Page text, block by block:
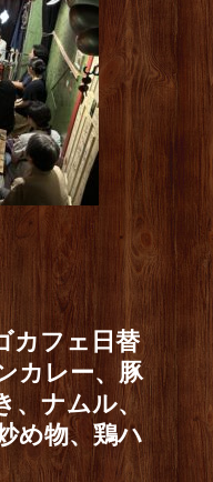
カフェ日替
カレー、豚
、ナムル、
め物、鶏ハ